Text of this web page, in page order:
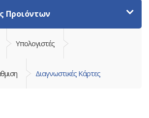
Προιόντων
Υπολογιστές
Διαγνωστικές Κάρτες